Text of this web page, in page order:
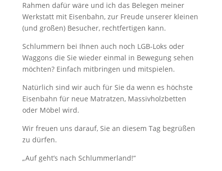
Rahmen dafür wäre und ich das Belegen meiner
Werkstatt mit Eisenbahn, zur Freude unserer kleinen
(und großen) Besucher, rechtfertigen kann.
Schlummern bei Ihnen auch noch LGB-Loks oder
Waggons die Sie wieder einmal in Bewegung sehen
möchten? Einfach mitbringen und mitspielen.
Natürlich sind wir auch für Sie da wenn es höchste
Eisenbahn für neue Matratzen, Massivholzbetten
oder Möbel wird.
Wir freuen uns darauf, Sie an diesem Tag begrüßen
zu dürfen.
„Auf geht’s nach Schlummerland!“